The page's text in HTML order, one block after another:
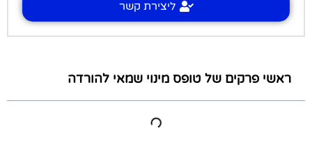
ליצירת קשר
ראשי פרקים של טופס מינוי שמאי להורדה